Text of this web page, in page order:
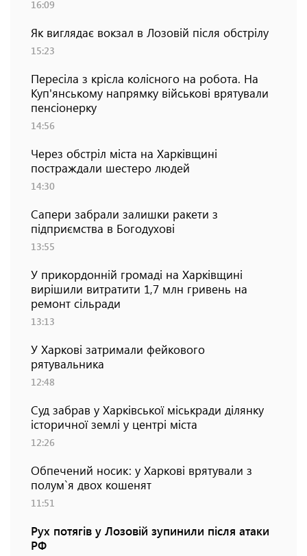
16:09
Як виглядає вокзал в Лозовій після обстрілу
15:23
Пересіла з крісла колісного на робота. На
Куп'янському напрямку військові врятували
пенсіонерку
14:56
Через обстріл міста на Харківщині
постраждали шестеро людей
14:30
Сапери забрали залишки ракети з
підприємства в Богодухові
13:55
У прикордонній громаді на Харківщині
вирішили витратити 1,7 млн гривень на
ремонт сільради
13:13
У Харкові затримали фейкового
рятувальника
12:48
Суд забрав у Харківської міськради ділянку
історичної землі у центрі міста
12:26
Обпечений носик: у Харкові врятували з
полум`я двох кошенят
11:51
Рух потягів у Лозовій зупинили після атаки
РФ